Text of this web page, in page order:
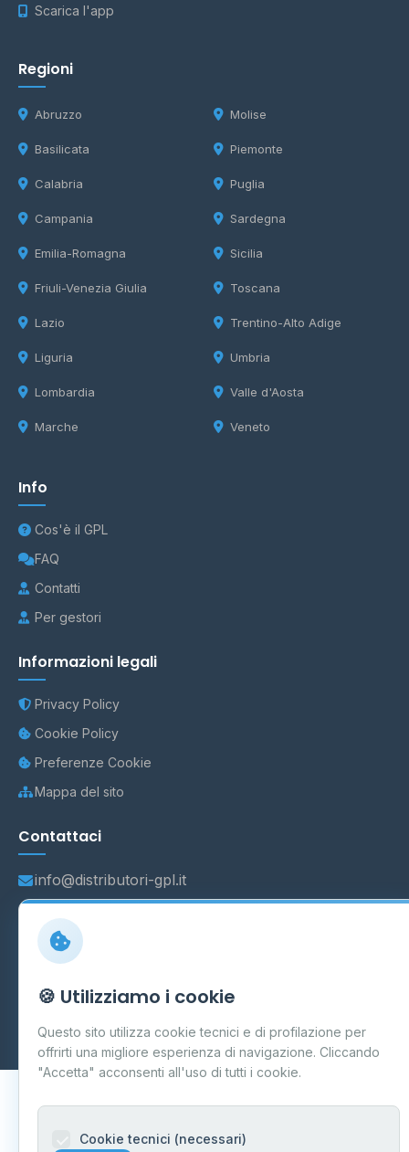
Scarica l'app
Regioni
Abruzzo
Basilicata
Calabria
Campania
Emilia-Romagna
Friuli-Venezia Giulia
Lazio
Liguria
Lombardia
Marche
Molise
Piemonte
Puglia
Sardegna
Sicilia
Toscana
Trentino-Alto Adige
Umbria
Valle d'Aosta
Veneto
Info
Cos'è il GPL
FAQ
Contatti
Per gestori
Informazioni legali
Privacy Policy
Cookie Policy
Preferenze Cookie
Mappa del sito
Contattaci
info@distributori-gpl.it
Carpi P.IVA 03859300364
Dati forniti da Ministero delle Imprese e del Made in Italy
Aggiornamento quotidiano
🍪 Utilizziamo i cookie
Questo sito utilizza cookie tecnici e di profilazione per
offrirti una migliore esperienza di navigazione. Cliccando
"Accetta" acconsenti all'uso di tutti i cookie.
Cookie tecnici (necessari)